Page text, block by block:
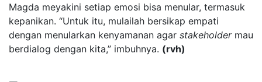
Magda meyakini setiap emosi bisa menular, termasuk
kepanikan. “Untuk itu, mulailah bersikap empati
dengan menularkan kenyamanan agar stakeholdermau
berdialog dengan kita,” imbuhnya. (rvh)